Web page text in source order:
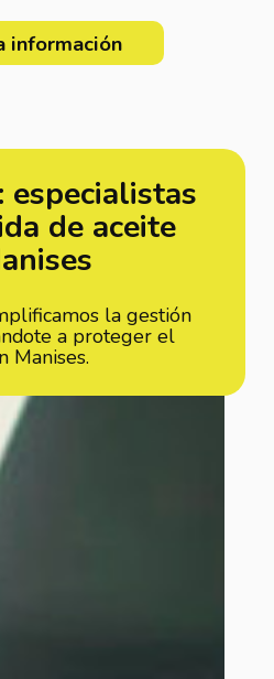
información
especialistas
de aceite
la gestión
a proteger el
Manises.